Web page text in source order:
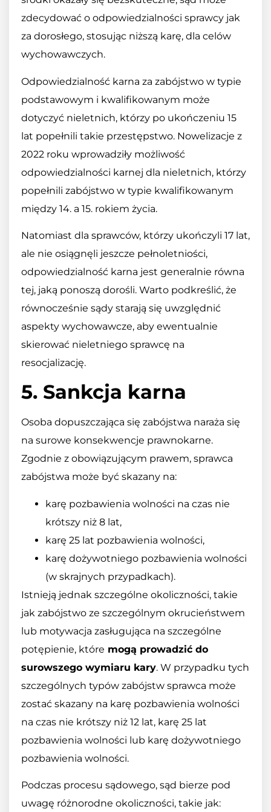
zdecydować o odpowiedzialności sprawcy jak
za dorosłego, stosując niższą karę, dla celów
wychowawczych.
Odpowiedzialność karna za zabójstwo w typie
podstawowym i kwalifikowanym może
dotyczyć nieletnich, którzy po ukończeniu 15
lat popełnili takie przestępstwo. Nowelizacje z
2022 roku wprowadziły możliwość
odpowiedzialności karnej dla nieletnich, którzy
popełnili zabójstwo w typie kwalifikowanym
między 14. a 15. rokiem życia.
Natomiast dla sprawców, którzy ukończyli 17 lat,
ale nie osiągnęli jeszcze pełnoletniości,
odpowiedzialność karna jest generalnie równa
tej, jaką ponoszą dorośli. Warto podkreślić, że
równocześnie sądy starają się uwzględnić
aspekty wychowawcze, aby ewentualnie
skierować nieletniego sprawcę na
resocjalizację.
5. Sankcja karna
Osoba dopuszczająca się zabójstwa naraża się
na surowe konsekwencje prawnokarne.
Zgodnie z obowiązującym prawem, sprawca
zabójstwa może być skazany na:
karę pozbawienia wolności na czas nie
krótszy niż 8 lat,
karę 25 lat pozbawienia wolności,
karę dożywotniego pozbawienia wolności
(w skrajnych przypadkach).
Istnieją jednak szczególne okoliczności, takie
jak zabójstwo ze szczególnym okrucieństwem
lub motywacja zasługująca na szczególne
potępienie, które mogą prowadzić do
surowszego wymiaru kary. W przypadku tych
szczególnych typów zabójstw sprawca może
zostać skazany na karę pozbawienia wolności
na czas nie krótszy niż 12 lat, karę 25 lat
pozbawienia wolności lub karę dożywotniego
pozbawienia wolności.
Podczas procesu sądowego, sąd bierze pod
uwagę różnorodne okoliczności, takie jak: